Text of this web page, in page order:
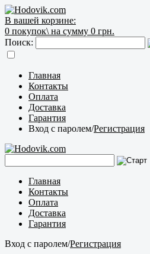
В вашей корзине:
0 покупок\ на сумму 0 грн.
Поиск:
Главная
Контакты
Оплата
Доставка
Гарантия
Вход с паролем/Регистрация
Главная
Контакты
Оплата
Доставка
Гарантия
Вход с паролем/Регистрация